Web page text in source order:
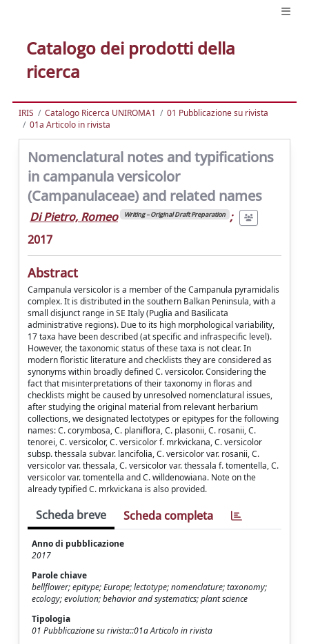
Catalogo dei prodotti della
ricerca
IRIS Catalogo Ricerca UNIROMA1
01 Pubblicazione su rivista
01a Articolo in rivista
Nomenclatural notes and typifications
in campanula versicolor
(Campanulaceae) and related names
Di Pietro, Romeo Writing – Original Draft Preparation ;
2017
Abstract
Campanula versicolor is a member of the Campanula pyramidalis
complex. It is distributed in the southern Balkan Peninsula, with a
small disjunct range in SE Italy (Puglia and Basilicata
administrative regions). Due to its high morphological variability,
17 taxa have been described (at specific and infraspecific level).
However, the taxonomic status of these taxa is not clear. In
modern floristic literature and checklists they are considered as
synonyms within broadly defined C. versicolor. Considering the
fact that misinterpretations of their taxonomy in floras and
checklists might be caused by unresolved nomenclatural issues,
after studying the original material from relevant herbarium
collections, we designated lectotypes or epitypes for the following
names: C. corymbosa, C. planiflora, C. plasonii, C. rosanii, C.
tenorei, C. versicolor, C. versicolor f. mrkvickana, C. versicolor
subsp. thessala subvar. lancifolia, C. versicolor var. rosanii, C.
versicolor var. thessala, C. versicolor var. thessala f. tomentella, C.
versicolor var. tomentella and C. willdenowiana. Note on the
already typified C. mrkvickana is also provided.
Scheda breve Scheda completa
Anno di pubblicazione
2017
Parole chiave
bellflower; epitype; Europe; lectotype; nomenclature; taxonomy;
ecology; evolution; behavior and systematics; plant science
Tipologia
01 Pubblicazione su rivista::01a Articolo in rivista